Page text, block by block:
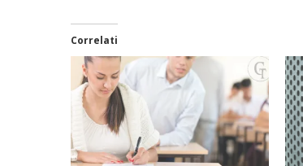
Correlati